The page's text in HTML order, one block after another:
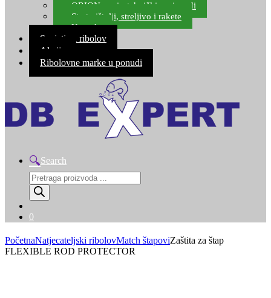
ORION nepirotehnički proizvodi
Start pištolji, streljivo i rakete
Kontakt
Savjeti za ribolov
Akcija
Ribolovne marke u ponudi
Search
Products
search
0
PočetnaNatjecateljski ribolovMatch štapoviZaštita za štap
FLEXIBLE ROD PROTECTOR